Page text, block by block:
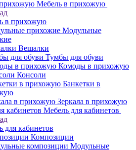
Мебель в прихожую
в прихожую
Модульные
Вешалки
Тумбы для обуви
Комоды в прихожую
Консоли
Банкетки в
Зеркала в прихожую
Мебель для кабинетов
для кабинетов
Композиции
Модульные